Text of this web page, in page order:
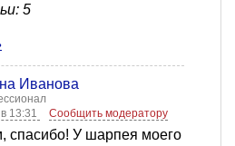
5
Иванова
13:31
Сообщить модератору
спасибо! У шарпея моего